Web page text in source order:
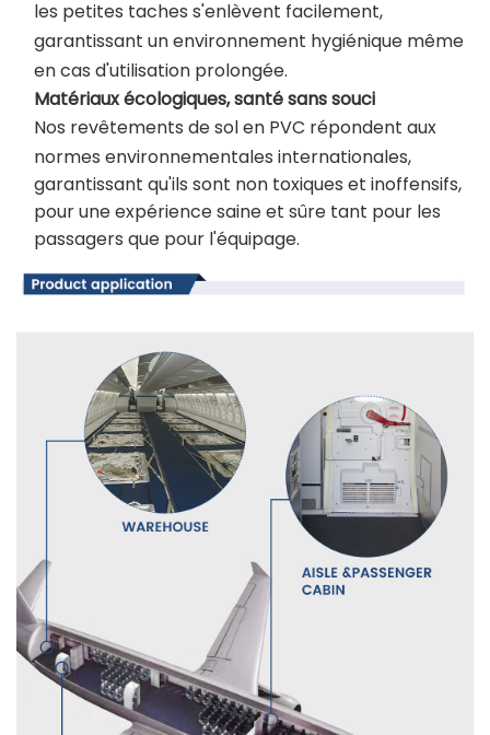
les petites taches s'enlèvent facilement,
garantissant un environnement hygiénique même
en cas d'utilisation prolongée.
Matériaux écologiques, santé sans souci
Nos revêtements de sol en PVC répondent aux
normes environnementales internationales,
garantissant qu'ils sont non toxiques et inoffensifs,
pour une expérience saine et sûre tant pour les
passagers que pour l'équipage.